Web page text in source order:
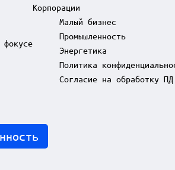
Корпорации
Малый бизнес
Промышленность
Энергетика
Политика
Согласие на обработку ПД